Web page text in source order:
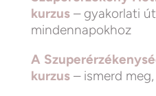
kurzus – gyakorlati
mindennapokhoz
A
kurzus – ismerd